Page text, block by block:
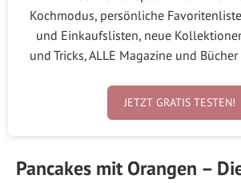
Kochmodus, persönliche
und Einkaufslisten, neue
und Tricks, ALLE Magazine und
JETZT GRATIS TESTEN!
Pancakes mit Orangen –